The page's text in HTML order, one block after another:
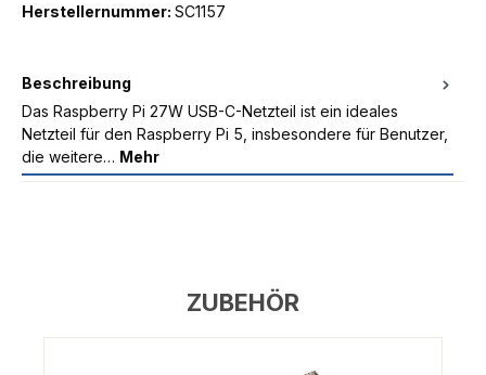
Herstellernummer: SC1157
Beschreibung
Das Raspberry Pi 27W USB-C-Netzteil ist ein ideales
Netzteil für den Raspberry Pi 5, insbesondere für Benutzer,
die weitere… Mehr
ZUBEHÖR